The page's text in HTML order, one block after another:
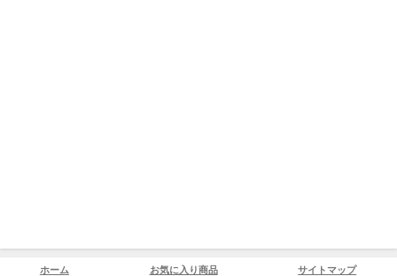
ホーム お気に入り商品 サイトマップ